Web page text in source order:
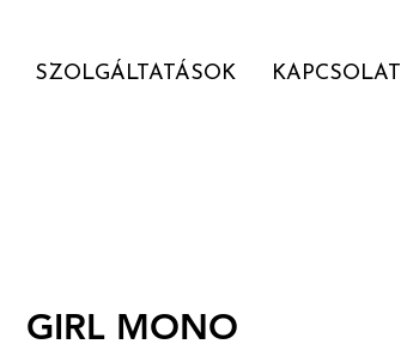
SZOLGÁLTATÁSOK KAPCSOLAT
GIRL MONO